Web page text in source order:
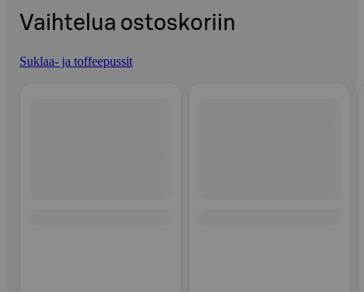
Vaihtelua ostoskoriin
Suklaa- ja toffeepussit